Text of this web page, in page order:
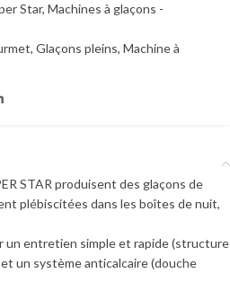
Star, Machines à glaçons -
, Glaçons pleins, Machine à
STAR produisent des glaçons de
plébiscitées dans les boîtes de nuit,
un entretien simple et rapide (structure
un système anticalcaire (douche